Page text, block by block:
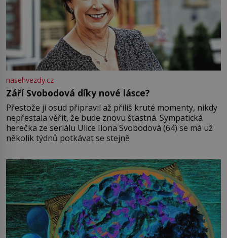
nasehvezdy.cz
Září Svobodová díky nové lásce?
Přestože jí osud připravil až příliš kruté momenty, nikdy
nepřestala věřit, že bude znovu šťastná. Sympatická
herečka ze seriálu Ulice Ilona Svobodová (64) se má už
několik týdnů potkávat se stejně